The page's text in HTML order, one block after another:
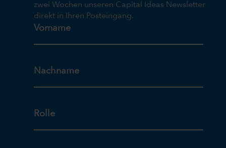
zwei Wochen unseren Capital Ideas Newsletter
direkt in Ihren Posteingang.
Vorname
Nachname
Rolle